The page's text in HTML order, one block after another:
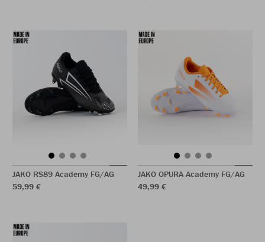
JAKO RS89 Academy FG/AG
59,99 €
JAKO OPURA Academy FG/AG
49,99 €